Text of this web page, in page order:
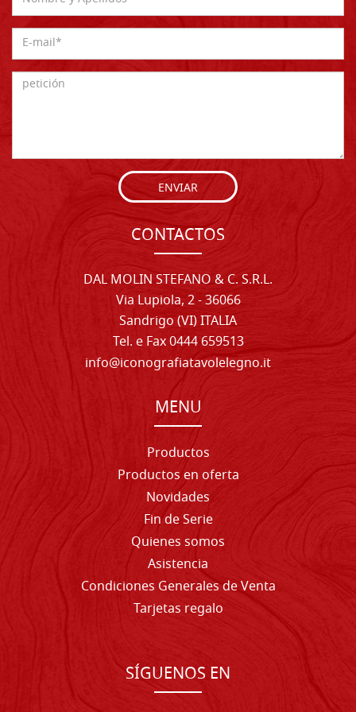
ENVIAR
CONTACTOS
DAL MOLIN STEFANO & C. S.R.L.
Via Lupiola, 2 - 36066
Sandrigo (VI) ITALIA
Tel. e Fax 0444 659513
info@iconografiatavolelegno.it
MENU
Productos
Productos en oferta
Novidades
Fin de Serie
Quienes somos
Asistencia
Condiciones Generales de Venta
Tarjetas regalo
SÍGUENOS EN